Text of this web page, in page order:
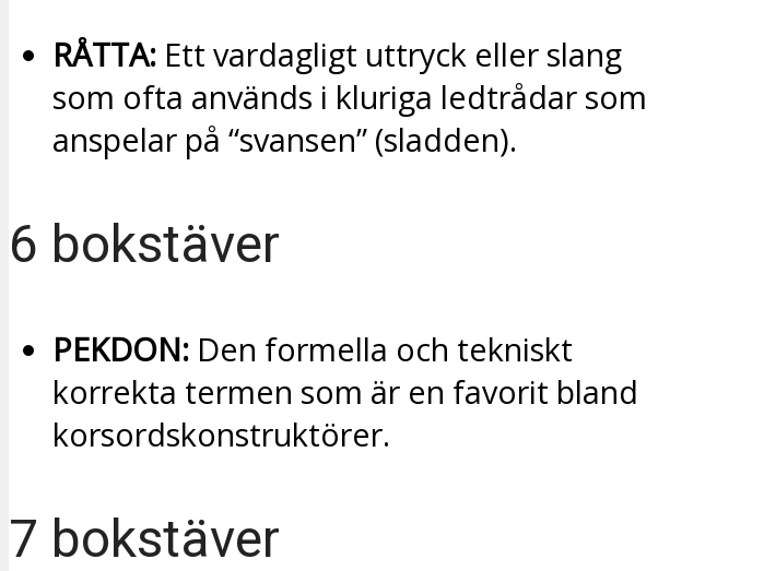
RÅTTA: Ett vardagligt uttryck eller slang
som ofta används i kluriga ledtrådar som
anspelar på “svansen” (sladden).
6 bokstäver
PEKDON: Den formella och tekniskt
korrekta termen som är en favorit bland
korsordskonstruktörer.
7 bokstäver